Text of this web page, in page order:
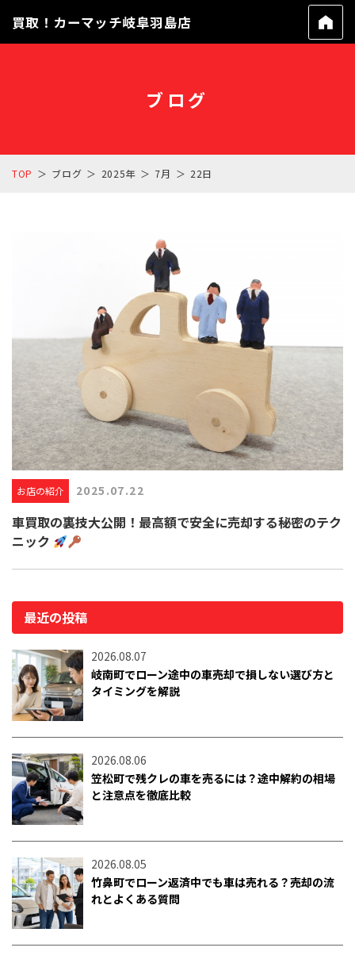
買取！カーマッチ岐阜羽島店
ブログ
TOP ブログ 2025年 7月 22日
お店の紹介 2025.07.22
車買取の裏技大公開！最高額で安全に売却する秘密のテク
ニック
最近の投稿
2026.08.07
岐南町でローン途中の車売却で損しない選び方と
タイミングを解説
2026.08.06
笠松町で残クレの車を売るには？途中解約の相場
と注意点を徹底比較
2026.08.05
竹鼻町でローン返済中でも車は売れる？売却の流
れとよくある質問